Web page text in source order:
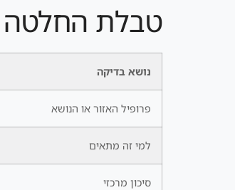
טבלת החלטה
נושא בדיקה
פרופיל האזור או הנושא
למי זה מתאים
סיכון מרכזי